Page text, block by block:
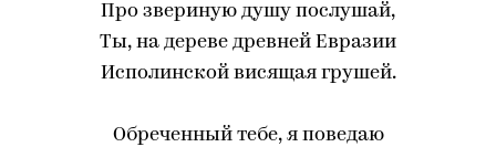
Про звериную душу послушай,
Ты, на дереве древней Евразии
Исполинской висящая грушей.
Обреченный тебе, я поведаю